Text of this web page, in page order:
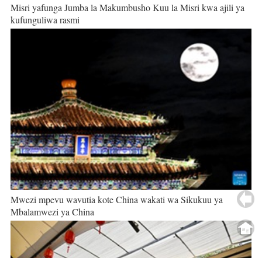
Misri yafunga Jumba la Makumbusho Kuu la Misri kwa ajili ya
kufunguliwa rasmi
Mwezi mpevu wavutia kote China wakati wa Sikukuu ya
Mbalamwezi ya China